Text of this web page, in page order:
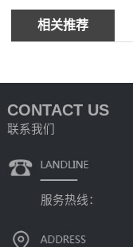
相关推荐
CONTACT US
联系我们
服务热线：